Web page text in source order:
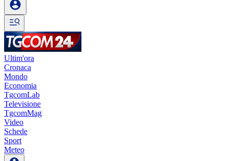
Ultim'ora
Cronaca
Mondo
Economia
TgcomLab
Televisione
TgcomMag
Video
Schede
Sport
Meteo